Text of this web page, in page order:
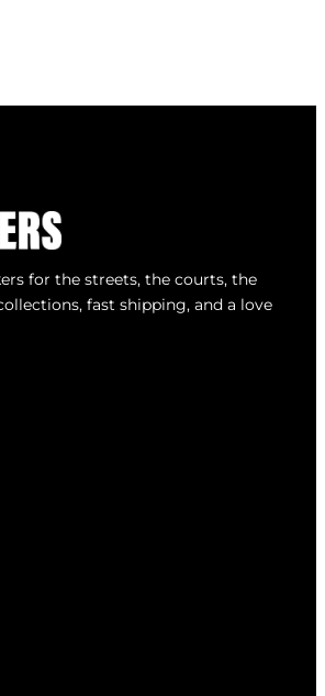
for the streets, the courts, the
fast shipping, and a love